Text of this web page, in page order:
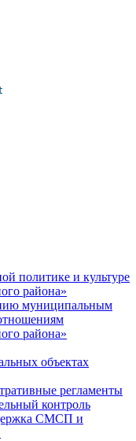
политике и культуре
района»
муниципальным
района»
объектах
регламенты
контроль
СМСП и